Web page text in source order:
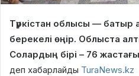
Түркістан облысы — батыр
берекелі өңір. Облыста
Солардың бірі – 76
деп хабарлайды TuraNews.kz